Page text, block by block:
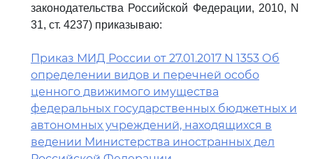
законодательства Российской Федерации, 2010, N
31, ст. 4237) приказываю:
Приказ МИД России от 27.01.2017 N 1353 Об
определении видов и перечней особо
ценного движимого имущества
федеральных государственных бюджетных и
автономных учреждений, находящихся в
ведении Министерства иностранных дел